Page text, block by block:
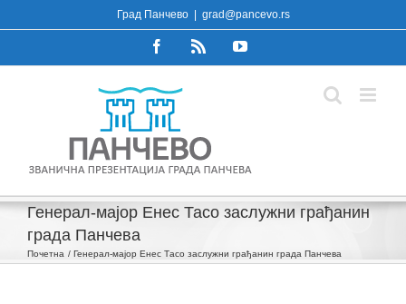
to
Град Панчево grad@pancevo.rs
FacebookRss YouTube
Генерал-мајор Енес Тасо заслужни грађанин
града Панчева
Почетна Генерал-мајор Енес Тасо заслужни грађанин града Панчева